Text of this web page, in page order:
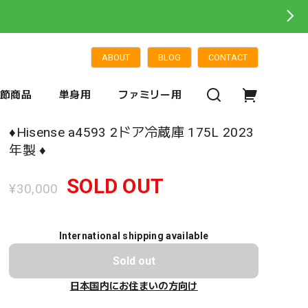
ABOUT BLOG CONTACT
商品 単身用 ファミリー用
♦️Hisense a4593 2ドア冷蔵庫 175L 2023
年製 ♦️
¥30,000 SOLD OUT
International shipping available
Sold out
日本国内にお住まいの方向け